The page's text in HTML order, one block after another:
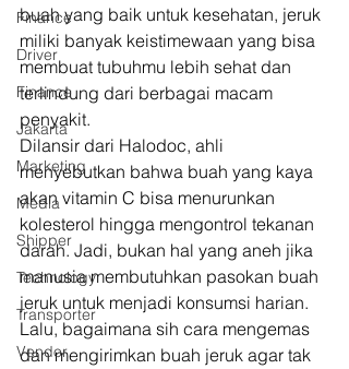
Finance
Driver
Finance
Jakarta
Marketing
Media
Shipper
Technology
Transporter
Vendor
buah yang baik untuk kesehatan, jeruk
miliki banyak keistimewaan yang bisa
membuat tubuhmu lebih sehat dan
terlindung dari berbagai macam
penyakit.
Dilansir dari Halodoc, ahli
menyebutkan bahwa buah yang kaya
akan vitamin C bisa menurunkan
kolesterol hingga mengontrol tekanan
darah. Jadi, bukan hal yang aneh jika
manusia membutuhkan pasokan buah
jeruk untuk menjadi konsumsi harian.
Lalu, bagaimana sih cara mengemas
dan mengirimkan buah jeruk agar tak